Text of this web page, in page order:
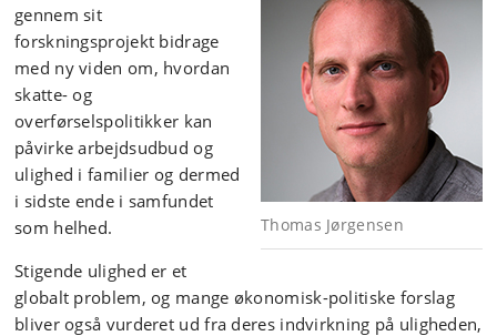
Thomas Jørgensen
gennem sit
forskningsprojekt bidrage
med ny viden om, hvordan
skatte- og
overførselspolitikker kan
påvirke arbejdsudbud og
ulighed i familier og dermed
i sidste ende i samfundet
som helhed.
Stigende ulighed er et
globalt problem, og mange økonomisk-politiske forslag
bliver også vurderet ud fra deres indvirkning på uligheden,